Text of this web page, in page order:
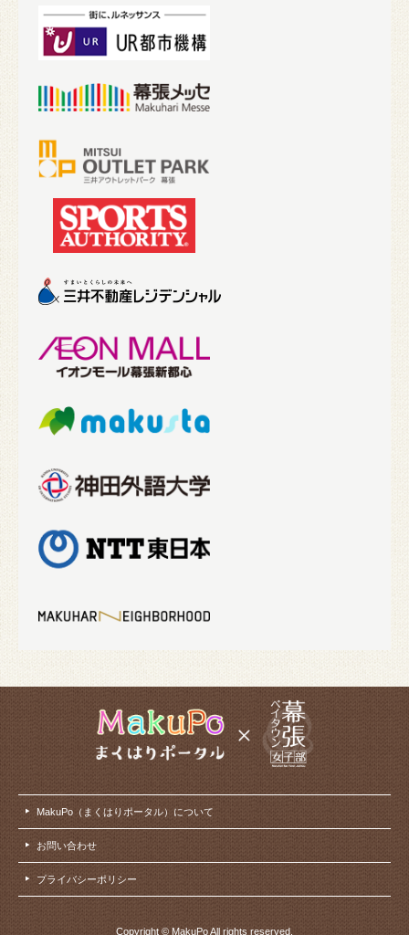
MakuPo（まくはりポータル）について
お問い合わせ
プライバシーポリシー
Copyright © MakuPo All rights reserved.